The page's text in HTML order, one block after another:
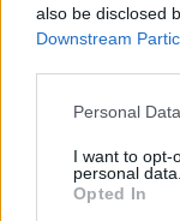
also be disclosed
Downstream
Please note that
not limited to
grant or deny
use your data for
Personal
I want to opt-
personal data.
Opted In